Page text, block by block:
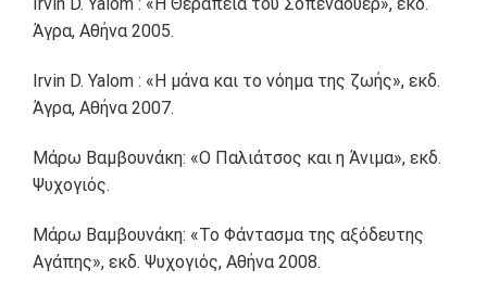
Άγρα, Αθήνα 2005.
Irvin D. Yalom : «Η μάνα και το νόημα της ζωής», εκδ.
Άγρα, Αθήνα 2007.
Μάρω Βαμβουνάκη: «Ο Παλιάτσος και η Άνιμα», εκδ.
Ψυχογιός.
Μάρω Βαμβουνάκη: «Το Φάντασμα της αξόδευτης
Αγάπης», εκδ. Ψυχογιός, Αθήνα 2008.